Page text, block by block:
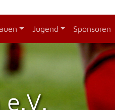
Jugend Sponsoren